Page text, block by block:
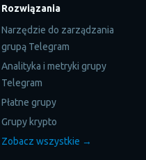
Rozwiązania
Narzędzie do zarządzania
grupą Telegram
Analityka i metryki grupy
Telegram
Płatne grupy
Grupy krypto
Zobacz wszystkie →